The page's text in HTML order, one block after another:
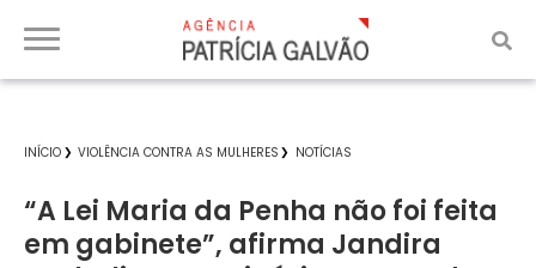
INÍCIO VIOLÊNCIA CONTRA AS MULHERES NOTÍCIAS
“A Lei Maria da Penha não foi feita
em gabinete”, afirma Jandira